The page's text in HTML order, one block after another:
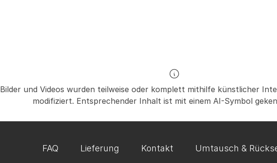
Bilder und Videos wurden teilweise oder komplett mithilfe künstlicher
modifiziert. Entsprechender Inhalt ist mit einem AI-Symbol
FAQ Lieferung Kontakt Umtausch &